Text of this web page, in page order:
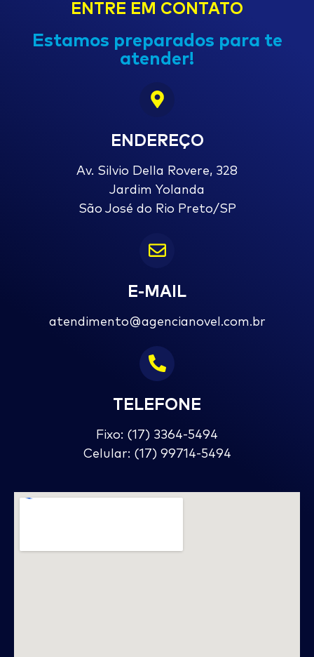
ENTRE EM CONTATO
Estamos preparados para te
atender!
ENDEREÇO
Av. Silvio Della Rovere, 328
Jardim Yolanda
São José do Rio Preto/SP
E-MAIL
atendimento@agencianovel.com.br
TELEFONE
Fixo: (17) 3364-5494
Celular: (17) 99714-5494